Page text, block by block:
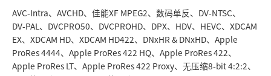
Ukraine
United Kingdom
AVC‑Intra、AVCHD、佳能XF MPEG2、数码单反、DV‑NTSC、
DV‑PAL、DVCPRO50、DVCPROHD、DPX、HDV、HEVC、XDCAM
EX、XDCAM HD、XDCAM HD422、DNxHR & DNxHD、Apple
ProRes 4444、Apple ProRes 422 HQ、Apple ProRes 422、
Apple ProRes LT、Apple ProRes 422 Proxy、无压缩8‑bit 4:2:2、